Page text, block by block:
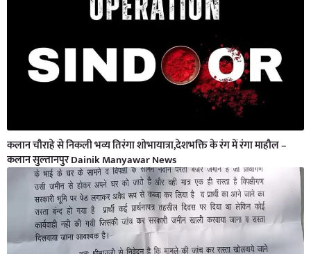
कलान चौराहे से निकली भव्य तिरंगा शोभायात्रा,देशभक्ति के रंग में रंगा माहौल –
कलान सुल्तानपुर Dainik Manyawar News